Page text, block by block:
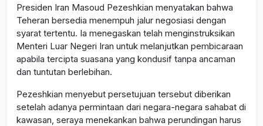
Presiden Iran Masoud Pezeshkian menyatakan bahwa
Teheran bersedia menempuh jalur negosiasi dengan
syarat tertentu. Ia menegaskan telah menginstruksikan
Menteri Luar Negeri Iran untuk melanjutkan pembicaraan
apabila tercipta suasana yang kondusif tanpa ancaman
dan tuntutan berlebihan.
Pezeshkian menyebut persetujuan tersebut diberikan
setelah adanya permintaan dari negara-negara sahabat di
kawasan, seraya menekankan bahwa perundingan harus